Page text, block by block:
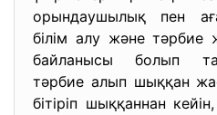
орындаушылық пен
білім алу және
байланысы болып
тәрбие алып шыққан
бітіріп шыққаннан